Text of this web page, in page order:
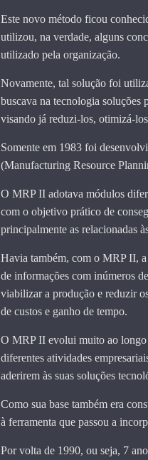
Este novo método ficou
utilizou, na verdade, alguns
utilizado pela organização.
Novamente, tal solução foi
buscava na tecnologia soluções
visando já reduzi-los, otimizá-
Somente em 1983 foi
(Manufacturing Resource
O MRP II adotava módulos
com o objetivo prático de
principalmente as relacionadas
Havia também, com o MRP II,
de informações com inúmeros
viabilizar a produção e reduzir
de custos e ganho de tempo.
O MRP II evolui muito ao longo
diferentes atividades
aderirem às suas soluções
Como sua base também era
à ferramenta que passou a
Por volta de 1990, ou seja, 7